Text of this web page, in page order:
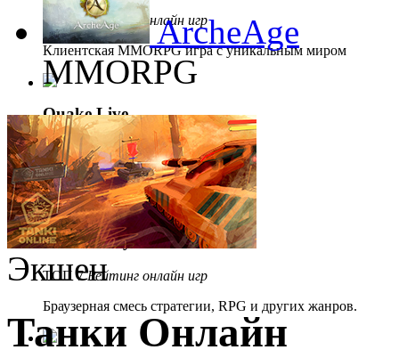
ТОП 5Рейтинг онлайн игр
Клиентская MMORPG игра с уникальным миром
Quake Live
ТОП 6 Рейтинг онлайн игр
Браузерный экшен.
Demon Slayer
ТОП 7Рейтинг онлайн игр
Браузерная смесь стратегии, RPG и других жанров.
ArcheAge
MMORPG
Экшен
Танки Онлайн